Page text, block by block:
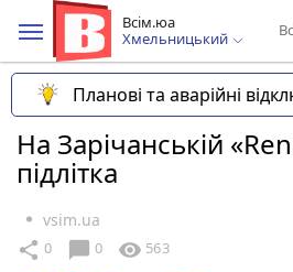
Всім.юа
Хмельницький
Планові та аварійні
На Зарічанській
підлітка
vsim.ua
share 0 chat_bubble 0 visibility 563